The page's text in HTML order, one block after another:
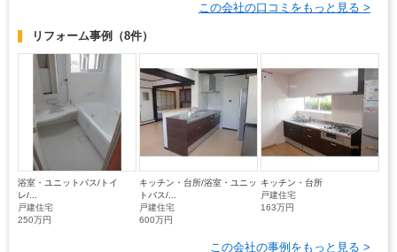
この会社の口コミをもっと見る >
リフォーム事例 （8件）
浴室・ユニットバス/トイ
レ/...
戸建住宅
250万円
キッチン・台所/浴室・ユニッ
トバス/...
戸建住宅
600万円
キッチン・台所
戸建住宅
163万円
この会社の事例をもっと見る >